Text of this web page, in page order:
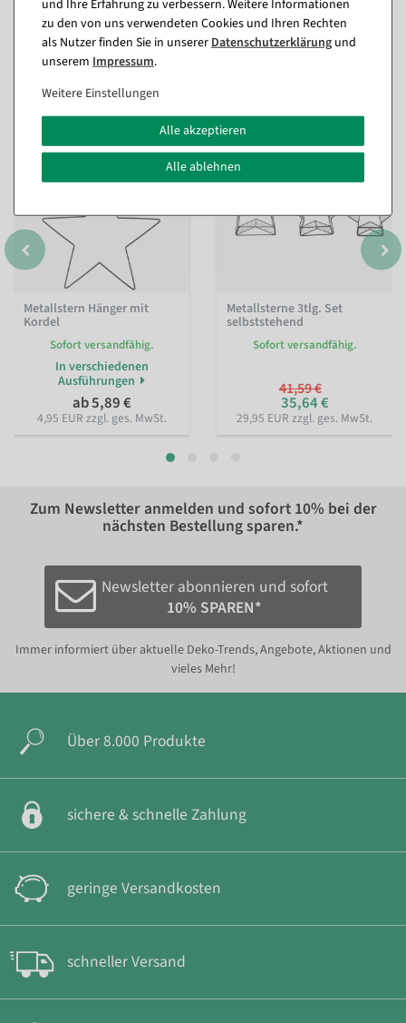
Passende Artikel zu diesem Produkt
Metallstern Hänger mit
Kordel
Sofort versandfähig.
In verschiedenen
Ausführungen
ab 5,89 €
4,95 EUR zzgl. ges. MwSt.
%
Metallsterne 3tlg. Set
selbststehend
Sofort versandfähig.
41,59 €
35,64 €
29,95 EUR zzgl. ges. MwSt.
Zum Newsletter anmelden und sofort 10% bei der
nächsten Bestellung sparen.*
Newsletter abonnieren und sofort
10% SPAREN*
Immer informiert über aktuelle Deko-Trends, Angebote, Aktionen und
vieles Mehr!
Über 8.000 Produkte
sichere & schnelle Zahlung
geringe Versandkosten
schneller Versand
und Ihre Erfahrung zu verbessern. Weitere Informationen
zu den von uns verwendeten Cookies und Ihren Rechten
als Nutzer finden Sie in unsererDaten­schutz­erklärung und
unserem Impressum.
Weitere Einstellungen
Alle akzeptieren
Alle ablehnen